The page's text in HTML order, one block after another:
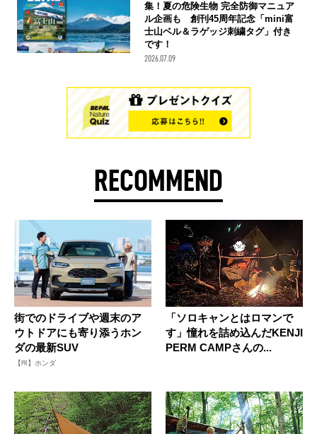
集！夏の危険生物 完全防御マニュア
ル企画も 創刊45周年記念「mini富
士山ベル＆ラゲッジ刺繍タグ」付き
です！
2026.07.09
RECOMMEND
街でのドライブや週末のア
ウトドアにも寄り添うホン
ダの最新SUV
【PR】ホンダ
「ソロキャンとはロマンで
す」憧れを詰め込んだKENJI
PERM CAMPさんの...